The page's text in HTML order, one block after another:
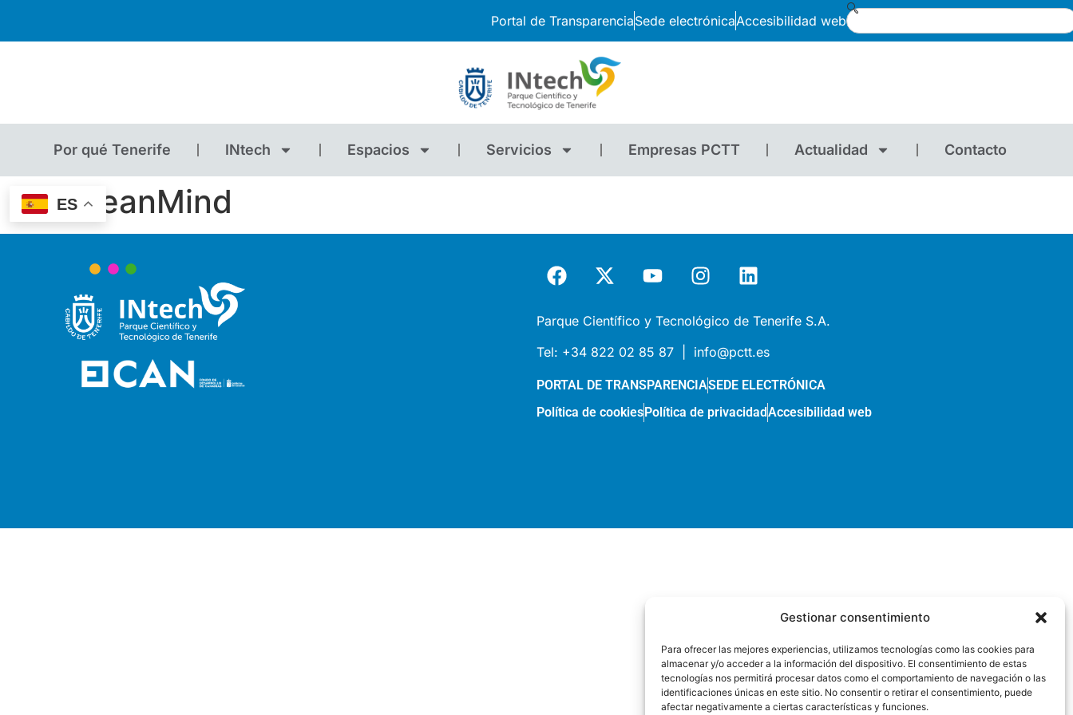
Gestionar consentimiento
Para ofrecer las mejores experiencias, utilizamos tecnologías como las cookies para
almacenar y/o acceder a la información del dispositivo. El consentimiento de estas
tecnologías nos permitirá procesar datos como el comportamiento de navegación o las
identificaciones únicas en este sitio. No consentir o retirar el consentimiento, puede
afectar negativamente a ciertas características y funciones.
Portal de TransparenciaSede electrónicaAccesibilidad web
Por qué Tenerife INtech Espacios Servicios Empresas PCTT Actualidad Contacto
ES LeanMind
Parque Científico y Tecnológico de Tenerife S.A.
Tel: +34 822 02 85 87 | info@pctt.es
PORTAL DE TRANSPARENCIASEDE ELECTRÓNICA
Política de cookiesPolítica de privacidadAccesibilidad web